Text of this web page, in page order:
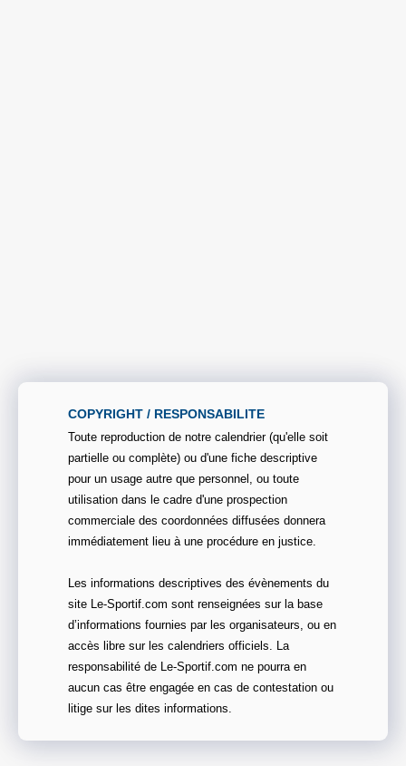
COPYRIGHT / RESPONSABILITE
Toute reproduction de notre calendrier (qu'elle soit
partielle ou complète) ou d'une fiche descriptive
pour un usage autre que personnel, ou toute
utilisation dans le cadre d'une prospection
commerciale des coordonnées diffusées donnera
immédiatement lieu à une procédure en justice.
Les informations descriptives des évènements du
site Le-Sportif.com sont renseignées sur la base
d’informations fournies par les organisateurs, ou en
accès libre sur les calendriers officiels. La
responsabilité de Le-Sportif.com ne pourra en
aucun cas être engagée en cas de contestation ou
litige sur les dites informations.